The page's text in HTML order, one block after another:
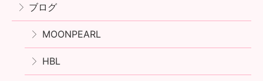
ブログ
MOONPEARL
HBL